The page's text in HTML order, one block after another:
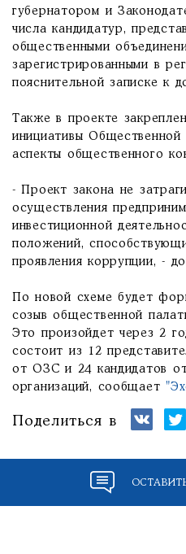
губернатором и
числа кандидатур,
общественными
зарегистрированными в
пояснительной записке к
Также в проекте
инициативы Общественной
аспекты общественного
- Проект закона не
осуществления
инвестиционной
положений,
проявления коррупции, -
По новой схеме будет
созыв общественной
Это произойдет через 2
состоит из 12
от ОЗС и 24 кандидатов
организаций, сообщает
Поделиться в